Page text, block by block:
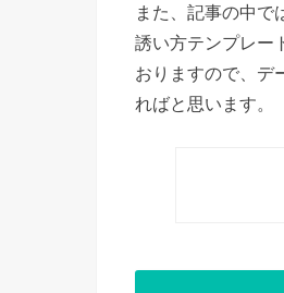
また、記事の中で
誘い方テンプレー
おりますので、デ
ればと思います。